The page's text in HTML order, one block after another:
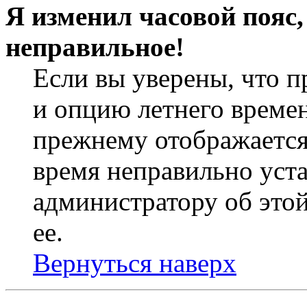
Я изменил часовой
неправильное!
Если вы уверены, что
и опцию летнего
прежнему
время неправильно
администратору об
ее.
Вернуться наверх